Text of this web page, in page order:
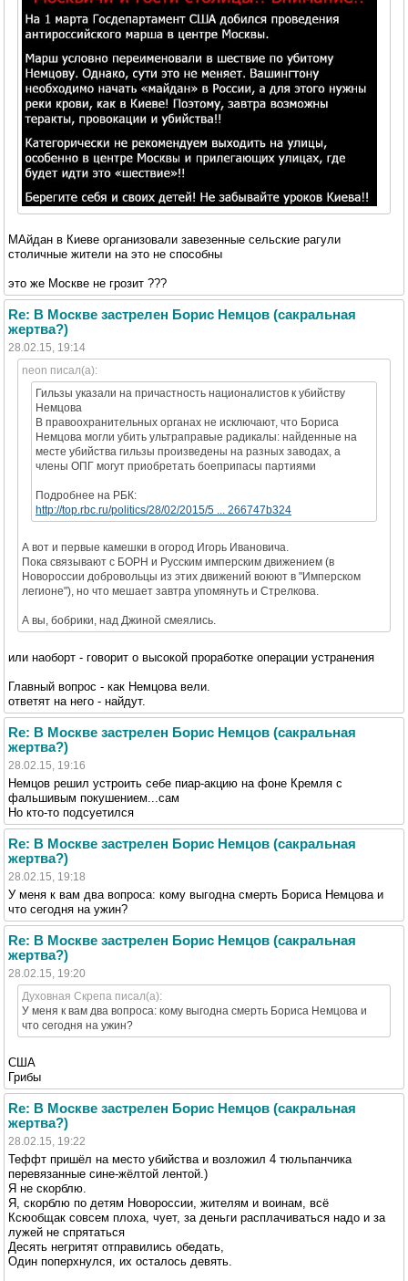
МАйдан в Киеве организовали завезенные сельские рагули
столичные жители на это не способны
это же Москве не грозит ???
Re: В Москве застрелен Борис Немцов (сакральная
жертва?)
28.02.15, 19:14
neon писал(а):
Гильзы указали на причастность националистов к убийству
Немцова
В правоохранительных органах не исключают, что Бориса
Немцова могли убить ультраправые радикалы: найденные на
месте убийства гильзы произведены на разных заводах, а
члены ОПГ могут приобретать боеприпасы партиями
Подробнее на РБК:
http://top.rbc.ru/politics/28/02/2015/5 ... 266747b324
А вот и первые камешки в огород Игорь Ивановича.
Пока связывают с БОРН и Русским имперским движением (в
Новороссии добровольцы из этих движений воюют в "Имперском
легионе"), но что мешает завтра упомянуть и Стрелкова.
А вы, бобрики, над Джиной смеялись.
или наоборт - говорит о высокой проработке операции устранения
Главный вопрос - как Немцова вели.
ответят на него - найдут.
Re: В Москве застрелен Борис Немцов (сакральная
жертва?)
28.02.15, 19:16
Немцов решил устроить себе пиар-акцию на фоне Кремля с
фальшивым покушением...сам
Но кто-то подсуетился
Re: В Москве застрелен Борис Немцов (сакральная
жертва?)
28.02.15, 19:18
У меня к вам два вопроса: кому выгодна смерть Бориса Немцова и
что сегодня на ужин?
Re: В Москве застрелен Борис Немцов (сакральная
жертва?)
28.02.15, 19:20
Духовная Скрепа писал(а):
У меня к вам два вопроса: кому выгодна смерть Бориса Немцова и
что сегодня на ужин?
США
Грибы
Re: В Москве застрелен Борис Немцов (сакральная
жертва?)
28.02.15, 19:22
Теффт пришёл на место убийства и возложил 4 тюльпанчика
перевязанные сине-жёлтой лентой.)
Я не скорблю.
Я, скорблю по детям Новороссии, жителям и воинам, всё
Ксюобщак совсем плоха, чует, за деньги расплачиваться надо и за
лужей не спрятаться
Десять негритят отправились обедать,
Один поперхнулся, их осталось девять.